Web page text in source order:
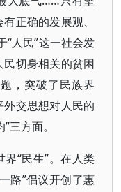
正确的发展观、
“人民”这一社会发
切身相关的贫困
，突破了民族界
交思想对人民的
三方面。
“民生”。在人类
路”倡议开创了惠